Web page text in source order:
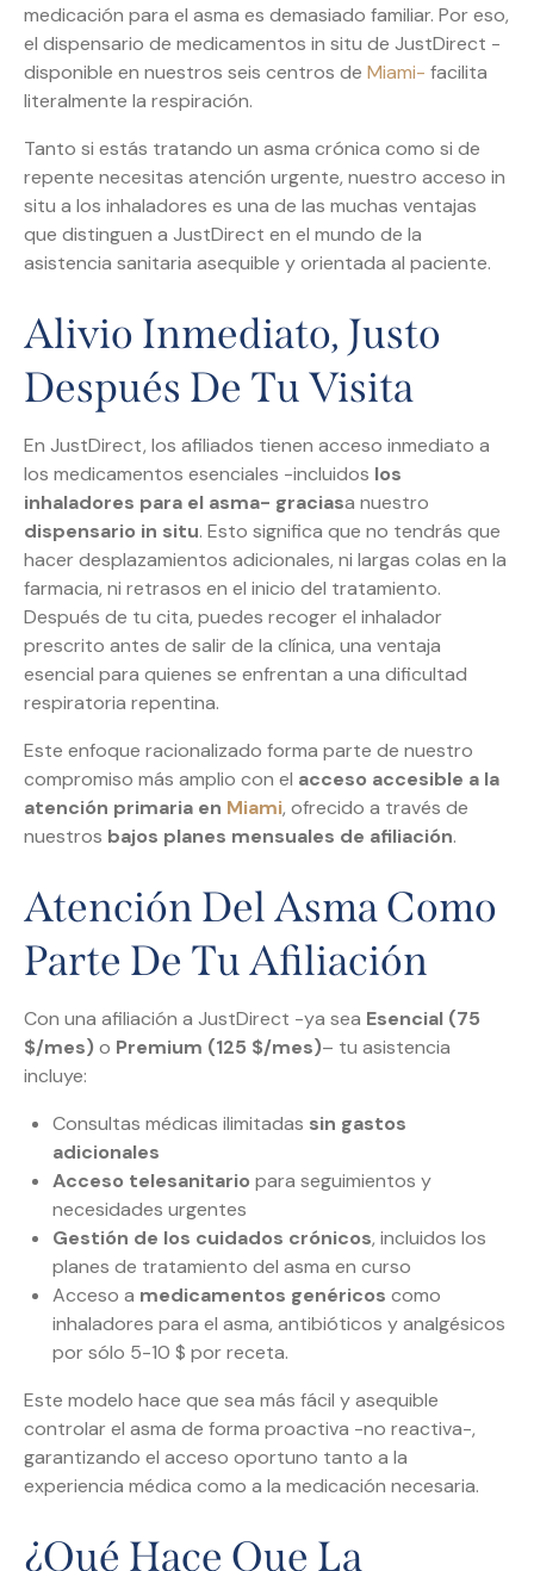
medicación para el asma es demasiado familiar. Por eso,
el dispensario de medicamentos in situ de JustDirect -
disponible en nuestros seis centros de Miami- facilita
literalmente la respiración.
Tanto si estás tratando un asma crónica como si de
repente necesitas atención urgente, nuestro acceso in
situ a los inhaladores es una de las muchas ventajas
que distinguen a JustDirect en el mundo de la
asistencia sanitaria asequible y orientada al paciente.
Alivio Inmediato, Justo
Después De Tu Visita
En JustDirect, los afiliados tienen acceso inmediato a
los medicamentos esenciales -incluidos los
inhaladores para el asma- graciasa nuestro
dispensario in situ. Esto significa que no tendrás que
hacer desplazamientos adicionales, ni largas colas en la
farmacia, ni retrasos en el inicio del tratamiento.
Después de tu cita, puedes recoger el inhalador
prescrito antes de salir de la clínica, una ventaja
esencial para quienes se enfrentan a una dificultad
respiratoria repentina.
Este enfoque racionalizado forma parte de nuestro
compromiso más amplio con el acceso accesible a la
atención primaria en Miami, ofrecido a través de
nuestros bajos planes mensuales de afiliación.
Atención Del Asma Como
Parte De Tu Afiliación
Con una afiliación a JustDirect -ya sea Esencial (75
$/mes)o Premium (125 $/mes)– tu asistencia
incluye:
Consultas médicas ilimitadas sin gastos
adicionales
Acceso telesanitario para seguimientos y
necesidades urgentes
Gestión de los cuidados crónicos, incluidos los
planes de tratamiento del asma en curso
Acceso a medicamentos genéricos como
inhaladores para el asma, antibióticos y analgésicos
por sólo 5-10 $ por receta.
Este modelo hace que sea más fácil y asequible
controlar el asma de forma proactiva -no reactiva-,
garantizando el acceso oportuno tanto a la
experiencia médica como a la medicación necesaria.
¿Qué Hace Que La